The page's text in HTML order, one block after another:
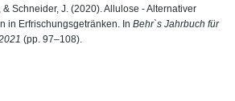
Schneider, J. (2020). Allulose - Alternativer
in Erfrischungsgetränken. In Behr`s Jahrbuch für
(pp. 97–108).